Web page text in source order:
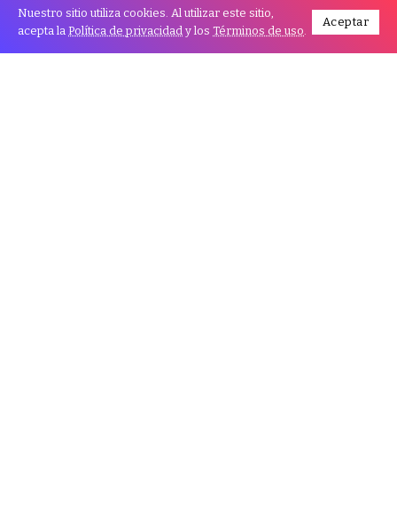
Nuestro sitio utiliza cookies. Al utilizar este sitio,
acepta la Política de privacidad y los Términos de uso.
Aceptar